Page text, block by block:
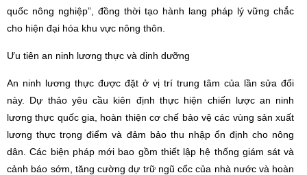
quốc nông nghiệp”, đồng thời tạo hành lang pháp lý vững chắc
cho hiện đại hóa khu vực nông thôn.
Ưu tiên an ninh lương thực và dinh dưỡng
An ninh lương thực được đặt ở vị trí trung tâm của lần sửa đổi
này. Dự thảo yêu cầu kiên định thực hiện chiến lược an ninh
lương thực quốc gia, hoàn thiện cơ chế bảo vệ các vùng sản xuất
lương thực trọng điểm và đảm bảo thu nhập ổn định cho nông
dân. Các biện pháp mới bao gồm thiết lập hệ thống giám sát và
cảnh báo sớm, tăng cường dự trữ ngũ cốc của nhà nước và hoàn